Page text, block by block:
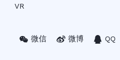
VR
微信 微博 QQ